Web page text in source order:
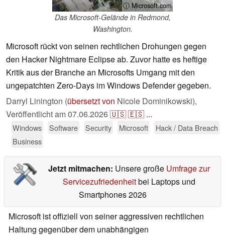
ⓘ Microsoft.com
Das Microsoft-Gelände in Redmond,
Washington.
Microsoft rückt von seinen rechtlichen Drohungen gegen
den Hacker Nightmare Eclipse ab. Zuvor hatte es heftige
Kritik aus der Branche an Microsofts Umgang mit den
ungepatchten Zero-Days im Windows Defender gegeben.
Darryl Linington (übersetzt von Nicole Dominikowski),
Veröffentlicht am07.06.2026🇺🇸🇪🇸 ...
Windows Software Security Microsoft
Hack / Data Breach
Business
Jetzt mitmachen: Unsere große Umfrage zur
Servicezufriedenheitbei Laptops und
Smartphones 2026
Microsoft ist offiziell von seiner aggressiven rechtlichen
Haltung gegenüber dem unabhängigen